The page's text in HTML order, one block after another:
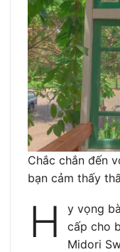
Chắc chắn đến
bạn cảm thấy
H
y vọng
cấp cho
Midori